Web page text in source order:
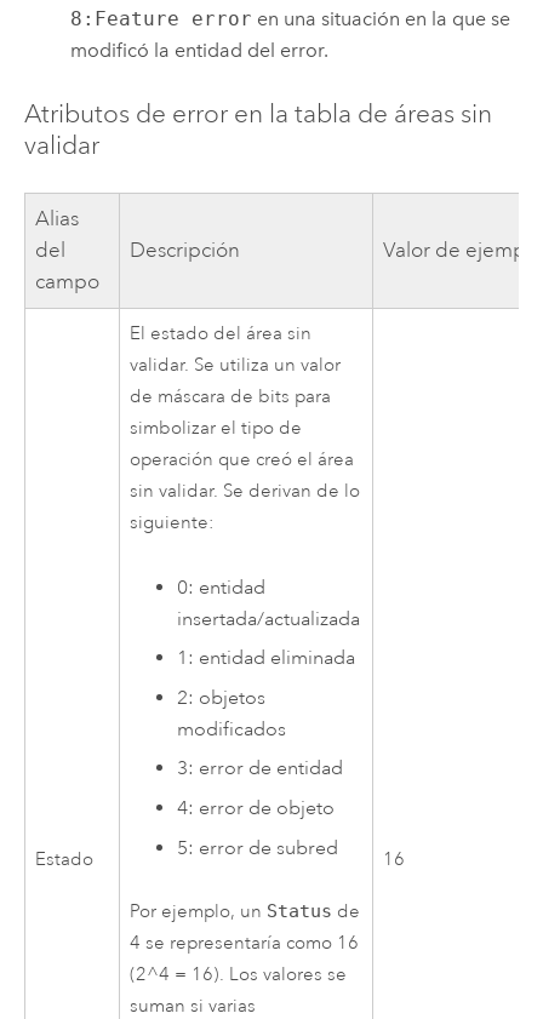
8:Feature error en una situación en la que se
modificó la entidad del error.
Atributos de error en la tabla de áreas sin
validar
Alias
del
campo
Descripción Valor de ejemplo
Estado
El estado del área sin
validar. Se utiliza un valor
de máscara de bits para
simbolizar el tipo de
operación que creó el área
sin validar. Se derivan de lo
siguiente:
0: entidad
insertada/actualizada
1: entidad eliminada
2: objetos
modificados
3: error de entidad
4: error de objeto
5: error de subred
Por ejemplo, un Status de
4 se representaría como 16
(2^4 = 16). Los valores se
suman si varias
16